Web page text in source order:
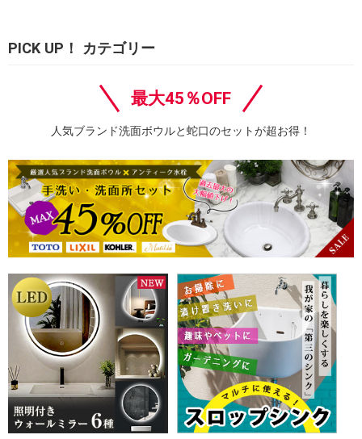
PICK UP！ カテゴリー
最大45％OFF
人気ブランド洗面ボウルと蛇口のセットが超お得！